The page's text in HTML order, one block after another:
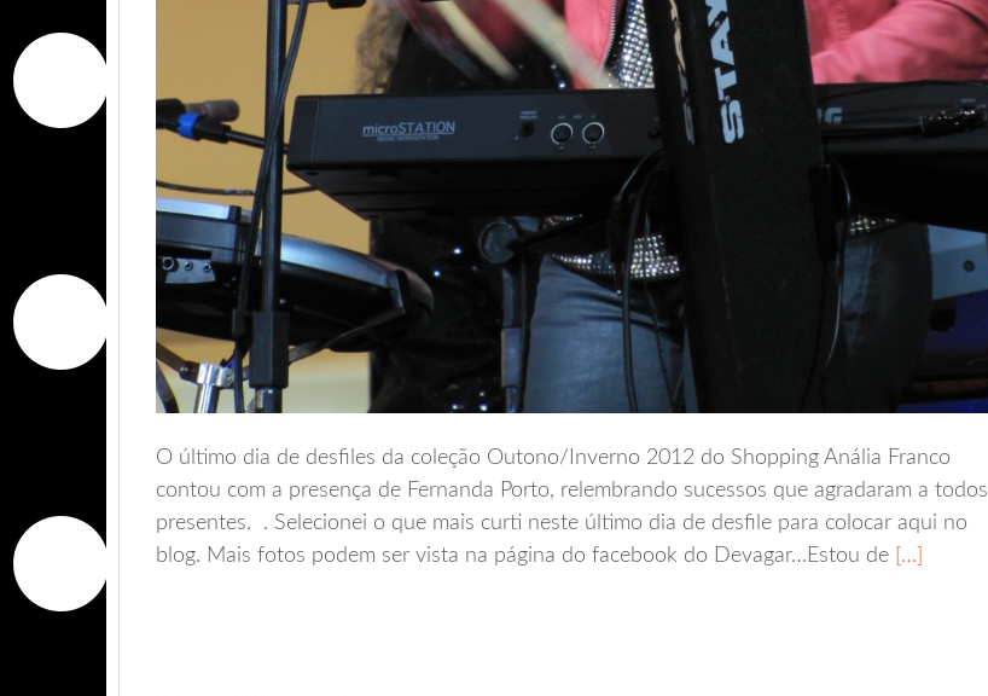
O último dia de desfiles da coleção Outono/Inverno 2012 do Shopping Anália Franco
contou com a presença de Fernanda Porto, relembrando sucessos que agradaram a todos
presentes. . Selecionei o que mais curti neste último dia de desfile para colocar aqui no
blog. Mais fotos podem ser vista na página do facebook do Devagar…Estou de […]